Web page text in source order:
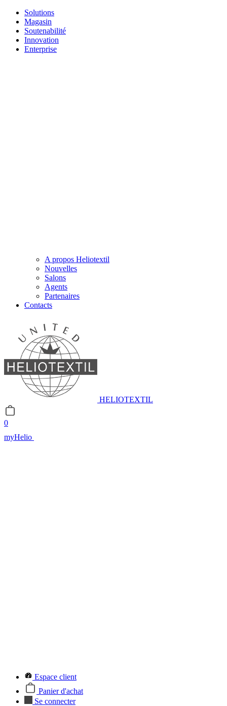
Solutions
Magasin
Soutenabilité
Innovation
Enterprise
A propos Heliotextil
Nouvelles
Salons
Agents
Partenaires
Contacts
HELIOTEXTIL
0
myHelio
Espace client
Panier d'achat
Se connecter